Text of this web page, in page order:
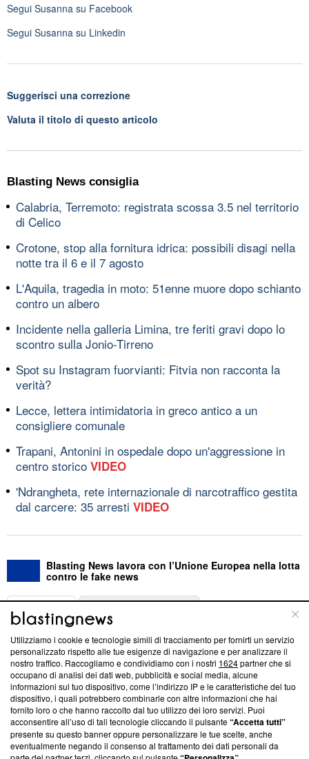
Segui Susanna su Facebook
Segui Susanna su Linkedin
Suggerisci una correzione
Valuta il titolo di questo articolo
Blasting News consiglia
Calabria, Terremoto: registrata scossa 3.5 nel territorio
di Celico
Crotone, stop alla fornitura idrica: possibili disagi nella
notte tra il 6 e il 7 agosto
L'Aquila, tragedia in moto: 51enne muore dopo schianto
contro un albero
Incidente nella galleria Limina, tre feriti gravi dopo lo
scontro sulla Jonio-Tirreno
Spot su Instagram fuorvianti: Fitvia non racconta la
verità?
Lecce, lettera intimidatoria in greco antico a un
consigliere comunale
Trapani, Antonini in ospedale dopo un'aggressione in
centro storico VIDEO
'Ndrangheta, rete internazionale di narcotraffico gestita
dal carcere: 35 arresti VIDEO
Blasting News lavora con l’Unione Europea nella lotta
contro le fake news
ABOUT
Questa sezione offre informazioni trasparenti su Blasting
News, sui nostri processi editoriali e su come ci impegniamo a
creare news di qualità. Inoltre, afferma la nostra aderenza a
‘Trust Project - News with Integrity’Blasting News non è
ancora membro del programma, ma ha richiesto di farne
parte; Trust Project non ha ancora effettuato una verifica di
conformità agli standard.
Utilizziamo i cookie e tecnologie simili di tracciamento per fornirti un servizio
personalizzato rispetto alle tue esigenze di navigazione e per analizzare il
nostro traffico. Raccogliamo e condividiamo con i nostri 1624partner che si
occupano di analisi dei dati web, pubblicità e social media, alcune
informazioni sul tuo dispositivo, come l’indirizzo IP e le caratteristiche del tuo
dispositivo, i quali potrebbero combinarle con altre informazioni che hai
fornito loro o che hanno raccolto dal tuo utilizzo dei loro servizi. Puoi
acconsentire all’uso di tali tecnologie cliccando il pulsante“Accetta tutti”
presente su questo banner oppure personalizzare le tue scelte, anche
eventualmente negando il consenso al trattamento dei dati personali da